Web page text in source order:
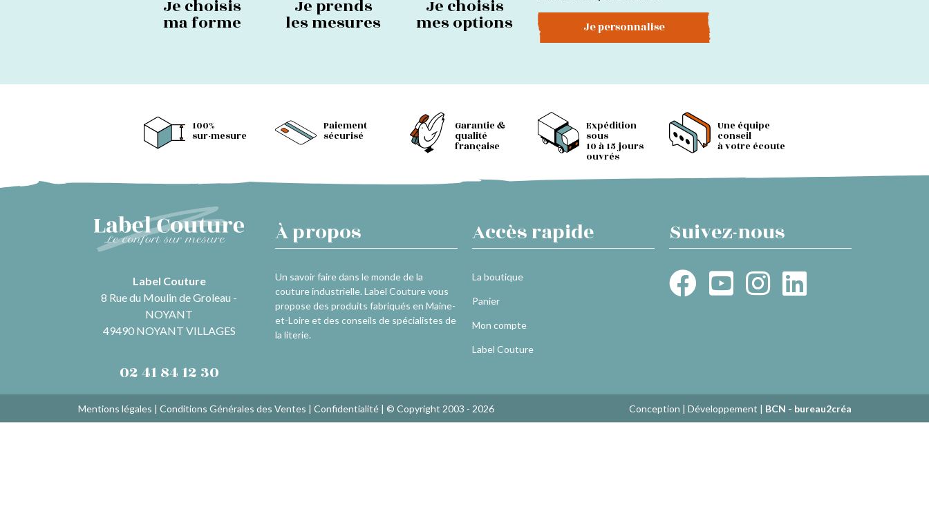
Je choisis
ma forme
Je prends
les mesures
Je choisis
mes options Je personnalise
100%
sur-mesure
Paiement
sécurisé
Garantie &
qualité
française
Expédition
sous
10 à 15 jours
ouvrés
Une équipe
conseil
à votre écoute
Label Couture
8 Rue du Moulin de Groleau -
NOYANT
49490 NOYANT VILLAGES
02 41 84 12 30
À propos
Un savoir faire dans le monde de la
couture industrielle. Label Couture vous
propose des produits fabriqués en Maine-
et-Loire et des conseils de spécialistes de
la literie.
Accès rapide
La boutique
Panier
Mon compte
Label Couture
Suivez-nous
Mentions légales | Conditions Générales des Ventes | Confidentialité| © Copyright 2003 - 2026 Conception | Développement | BCN - bureau2créa